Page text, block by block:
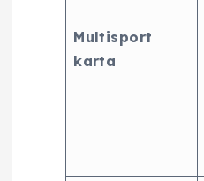
Multisport
karta